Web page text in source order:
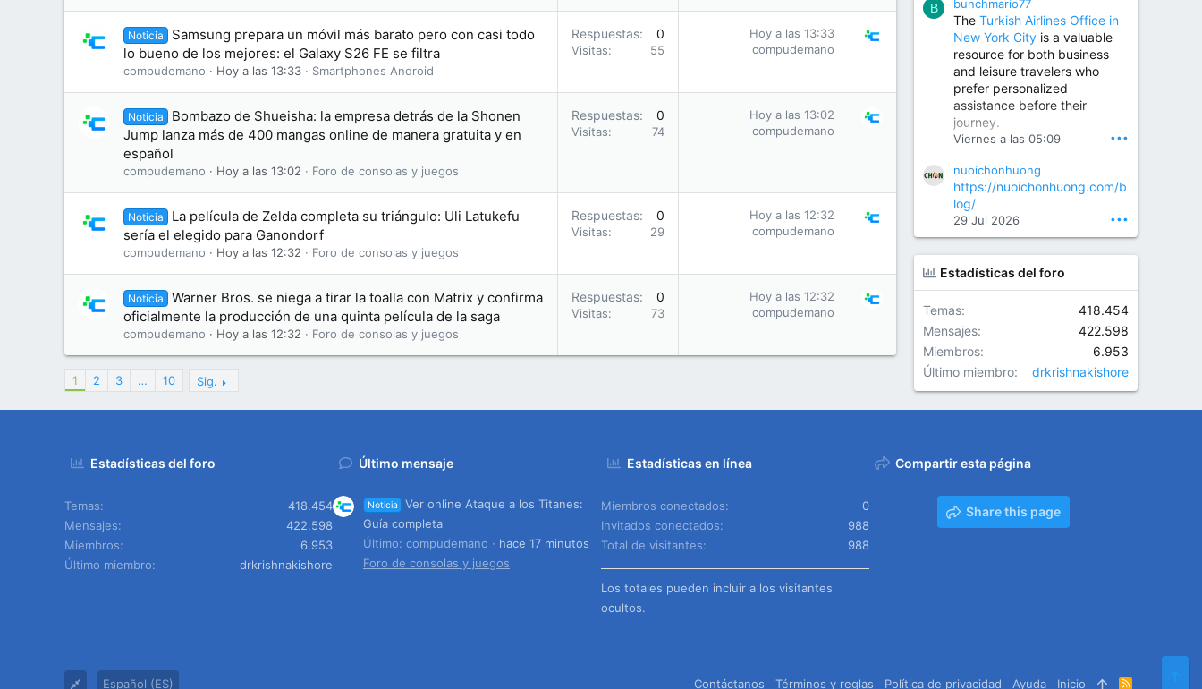
Noticia
Samsung prepara un móvil más barato pero con casi todo
lo bueno de los mejores: el Galaxy S26 FE se filtra
compudemano Hoy a las 13:33 Smartphones Android
Respuestas 0
Visitas 55
Hoy a las 13:33
compudemano
Noticia
Bombazo de Shueisha: la empresa detrás de la Shonen
Jump lanza más de 400 mangas online de manera gratuita y en
español
compudemano Hoy a las 13:02 Foro de consolas y juegos
Respuestas 0
Visitas 74
Hoy a las 13:02
compudemano
Noticia
La película de Zelda completa su triángulo: Uli Latukefu
sería el elegido para Ganondorf
compudemano Hoy a las 12:32 Foro de consolas y juegos
Respuestas 0
Visitas 29
Hoy a las 12:32
compudemano
Noticia
Warner Bros. se niega a tirar la toalla con Matrix y confirma
oficialmente la producción de una quinta película de la saga
compudemano Hoy a las 12:32 Foro de consolas y juegos
Respuestas 0
Visitas 73
Hoy a las 12:32
compudemano
1 2 3 … 10 Sig.
improved joint function,
helping patients return to an
active and comfortable
lifestyle.
Orthopedic Surgeon in Kondapur | Best Orthopedic Doctor in Kondapur | Dr. M. Ranganath Reddy
Consult Dr. M. Ranganath
Reddy, the best...
www.drranganathreddy.co
m
B bunchmario77
The Turkish Airlines Office in
New York City is a valuable
resource for both business
and leisure travelers who
prefer personalized
assistance before their
journey.
Viernes a las 05:09 •••
nuoichonhuong
https://nuoichonhuong.com/b
log/
29 Jul 2026 •••
Estadísticas del foro
Temas
418.454
Mensajes
422.598
Miembros
6.953
Último miembro
drkrishnakishore
Estadísticas del foro
Temas
418.454
Mensajes
422.598
Miembros
6.953
Último miembro
drkrishnakishore
Último mensaje
Noticia
Ver online Ataque a los Titanes:
Guía completa
Último: compudemano
hace 17 minutos
Foro de consolas y juegos
Estadísticas en línea
Miembros conectados
0
Invitados conectados
988
Total de visitantes
988
Los totales pueden incluir a los visitantes
ocultos.
Compartir esta página
Share this page
Español (ES) Contáctanos Términos y reglas Política de privacidad Ayuda Inicio R